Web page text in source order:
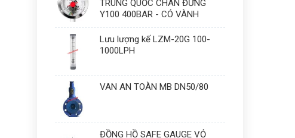
TRUNG QUỐC CHÂN ĐỨNG
Y100 400BAR - CÓ VÀNH
Lưu lượng kế LZM-20G 100-
1000LPH
VAN AN TOÀN MB DN50/80
ĐỒNG HỒ SAFE GAUGE VỎ